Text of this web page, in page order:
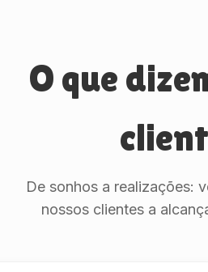
O que
De sonhos a realizações:
nossos clientes a